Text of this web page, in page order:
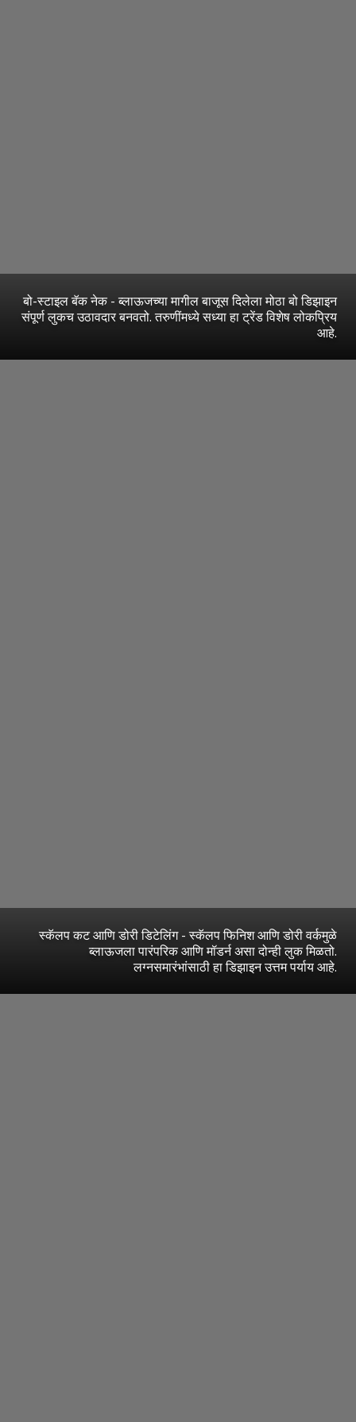
बो-स्टाइल बॅक नेक - ब्लाऊजच्या मागील बाजूस दिलेला मोठा बो डिझाइन
संपूर्ण लुकच उठावदार बनवतो. तरुणींमध्ये सध्या हा ट्रेंड विशेष लोकप्रिय
आहे.
स्कॅलप कट आणि डोरी डिटेलिंग - स्कॅलप फिनिश आणि डोरी वर्कमुळे
ब्लाऊजला पारंपरिक आणि मॉडर्न असा दोन्ही लुक मिळतो.
लग्नसमारंभांसाठी हा डिझाइन उत्तम पर्याय आहे.